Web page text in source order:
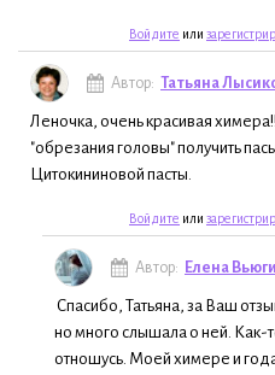
Войдите или
Автор: Татьяна
Леночка, очень красивая
"обрезания головы" получить
Цитокининовой пасты.
Войдите или
Автор: Елена
Спасибо, Татьяна, за Ваш
но много слышала о ней. Как-
отношусь. Моей химере и года